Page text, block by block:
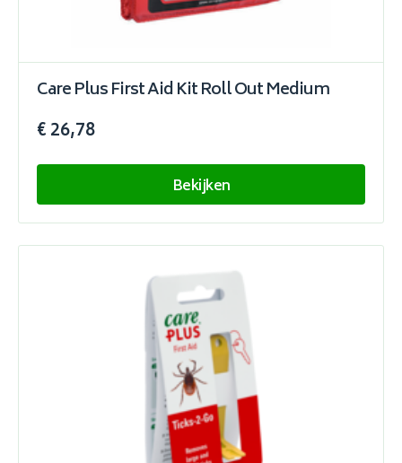
Care Plus First Aid Kit Roll Out Medium
€ 26,78
Bekijken